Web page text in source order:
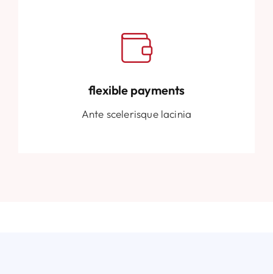
flexible payments
Ante scelerisque lacinia